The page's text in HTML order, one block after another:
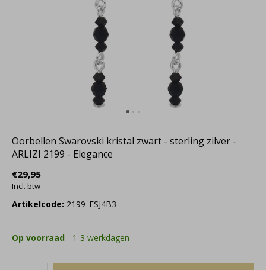
Oorbellen Swarovski kristal zwart - sterling zilver -
ARLIZI 2199 - Elegance
€29,95
Incl. btw
Artikelcode: 2199_ESJ4B3
Op voorraad - 1-3 werkdagen